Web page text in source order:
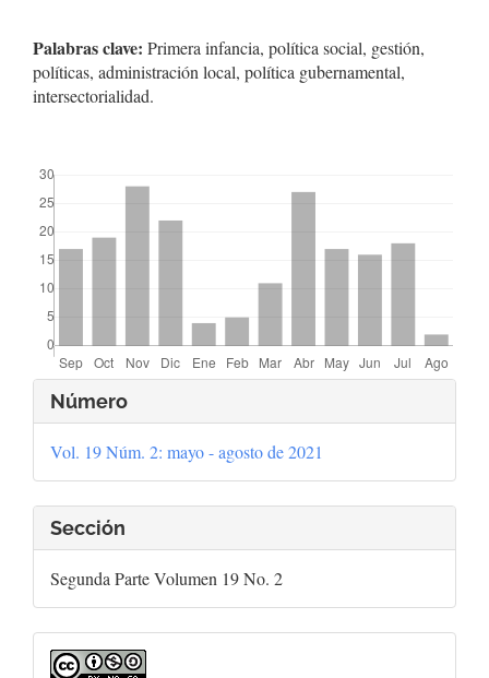
Palabras clave: Primera infancia, política social, gestión,
políticas, administración local, política gubernamental,
intersectorialidad.
Detalles
del
artículo
Número
Vol. 19 Núm. 2: mayo - agosto de 2021
Sección
Segunda Parte Volumen 19 No. 2